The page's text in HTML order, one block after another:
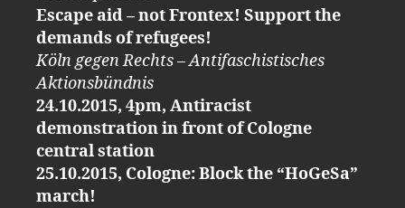
Escape aid – not Frontex! Support the
demands of refugees!
Köln gegen Rechts – Antifaschistisches
Aktionsbündnis
24.10.2015, 4pm, Antiracist
demonstration in front of Cologne
central station
25.10.2015, Cologne: Block the “HoGeSa”
march!